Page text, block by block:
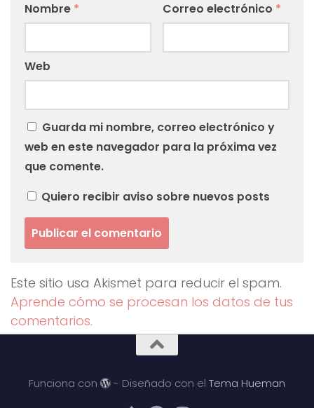
Nombre * Correo electrónico *
Web
Guarda mi nombre, correo electrónico y
web en este navegador para la próxima vez
que comente.
Quiero recibir aviso sobre nuevos posts
Este sitio usa Akismet para reducir el spam.
Aprende cómo se procesan los datos de tus
comentarios.
Funciona con - Diseñado con el Tema Hueman